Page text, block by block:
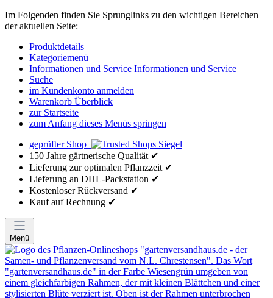
Im Folgenden finden Sie Sprunglinks zu den wichtigen Bereichen
der aktuellen Seite:
Produktdetails
Kategoriemenü
Informationen und Service Informationen und Service
Suche
im Kundenkonto anmelden
Warenkorb Überblick
zur Startseite
zum Anfang dieses Menüs springen
geprüfter Shop
150 Jahre gärtnerische Qualität ✔
Lieferung zur optimalen Pflanzzeit ✔
Lieferung an DHL-Packstation ✔
Kostenloser Rückversand ✔
Kauf auf Rechnung ✔
Menü